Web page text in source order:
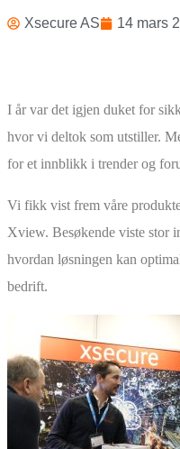
Xsecure AS 14 mars
I år var det igjen duket for
hvor vi deltok som utstiller.
for et innblikk i trender og
Vi fikk vist frem våre
Xview. Besøkende viste stor
hvordan løsningen kan
bedrift.